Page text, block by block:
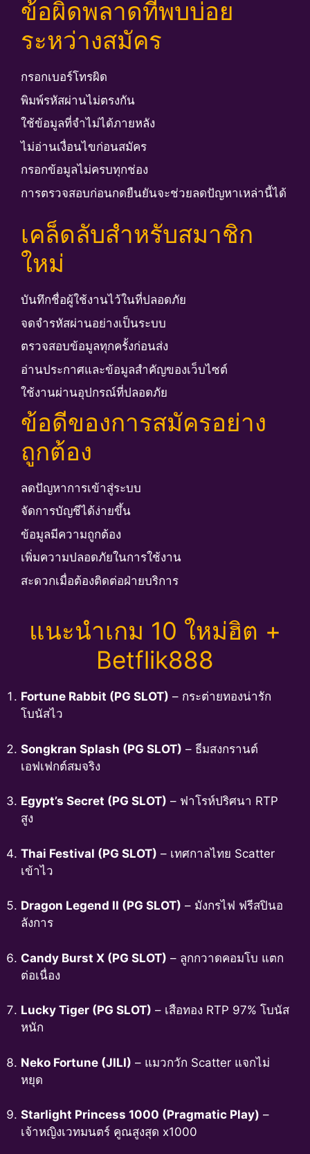
ข้อผิดพลาดที่พบบ่อย
ระหว่างสมัคร
กรอกเบอร์โทรผิด
พิมพ์รหัสผ่านไม่ตรงกัน
ใช้ข้อมูลที่จำไม่ได้ภายหลัง
ไม่อ่านเงื่อนไขก่อนสมัคร
กรอกข้อมูลไม่ครบทุกช่อง
การตรวจสอบก่อนกดยืนยันจะช่วยลดปัญหาเหล่านี้ได้
เคล็ดลับสำหรับสมาชิก
ใหม่
บันทึกชื่อผู้ใช้งานไว้ในที่ปลอดภัย
จดจำรหัสผ่านอย่างเป็นระบบ
ตรวจสอบข้อมูลทุกครั้งก่อนส่ง
อ่านประกาศและข้อมูลสำคัญของเว็บไซต์
ใช้งานผ่านอุปกรณ์ที่ปลอดภัย
ข้อดีของการสมัครอย่าง
ถูกต้อง
ลดปัญหาการเข้าสู่ระบบ
จัดการบัญชีได้ง่ายขึ้น
ข้อมูลมีความถูกต้อง
เพิ่มความปลอดภัยในการใช้งาน
สะดวกเมื่อต้องติดต่อฝ่ายบริการ
แนะนำเกม 10 ใหม่ฮิต +
Betflik888
Fortune Rabbit (PG SLOT) – กระต่ายทองน่ารัก
โบนัสไว
Songkran Splash (PG SLOT) – ธีมสงกรานต์
เอฟเฟกต์สมจริง
Egypt’s Secret (PG SLOT) – ฟาโรห์ปริศนา RTP
สูง
Thai Festival (PG SLOT) – เทศกาลไทย Scatter
เข้าไว
Dragon Legend II (PG SLOT) – มังกรไฟ ฟรีสปินอ
ลังการ
Candy Burst X (PG SLOT) – ลูกกวาดคอมโบ แตก
ต่อเนื่อง
Lucky Tiger (PG SLOT) – เสือทอง RTP 97% โบนัส
หนัก
Neko Fortune (JILI) – แมวกวัก Scatter แจกไม่
หยุด
Starlight Princess 1000 (Pragmatic Play) –
เจ้าหญิงเวทมนตร์ คูณสูงสุด x1000